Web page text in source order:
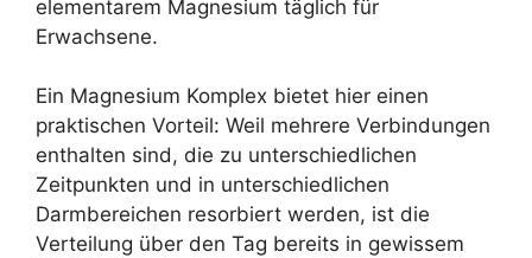
elementarem Magnesium täglich für
Erwachsene.
Ein Magnesium Komplex bietet hier einen
praktischen Vorteil: Weil mehrere Verbindungen
enthalten sind, die zu unterschiedlichen
Zeitpunkten und in unterschiedlichen
Darmbereichen resorbiert werden, ist die
Verteilung über den Tag bereits in gewissem